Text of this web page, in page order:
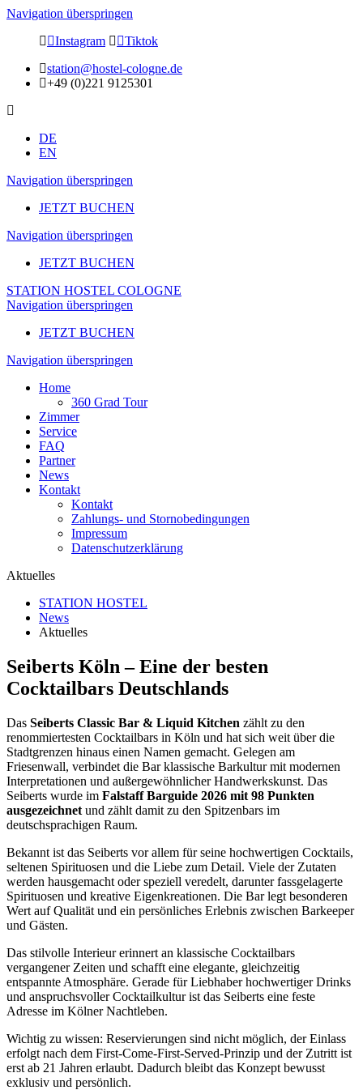
Navigation überspringen
Instagram
Tiktok
station@hostel-cologne.de
+49 (0)221 9125301
DE
EN
Navigation überspringen
JETZT BUCHEN
Navigation überspringen
JETZT BUCHEN
STATION HOSTEL COLOGNE
Navigation überspringen
JETZT BUCHEN
Navigation überspringen
Home
360 Grad Tour
Zimmer
Service
FAQ
Partner
News
Kontakt
Kontakt
Zahlungs- und Stornobedingungen
Impressum
Datenschutzerklärung
Aktuelles
STATION HOSTEL
News
Aktuelles
Seiberts Köln – Eine der besten
Cocktailbars Deutschlands
Das Seiberts Classic Bar & Liquid Kitchen zählt zu den
renommiertesten Cocktailbars in Köln und hat sich weit über die
Stadtgrenzen hinaus einen Namen gemacht. Gelegen am
Friesenwall, verbindet die Bar klassische Barkultur mit modernen
Interpretationen und außergewöhnlicher Handwerkskunst. Das
Seiberts wurde im Falstaff Barguide 2026 mit 98 Punkten
ausgezeichnet und zählt damit zu den Spitzenbars im
deutschsprachigen Raum.
Bekannt ist das Seiberts vor allem für seine hochwertigen Cocktails,
seltenen Spirituosen und die Liebe zum Detail. Viele der Zutaten
werden hausgemacht oder speziell veredelt, darunter fassgelagerte
Spirituosen und kreative Eigenkreationen. Die Bar legt besonderen
Wert auf Qualität und ein persönliches Erlebnis zwischen Barkeeper
und Gästen.
Das stilvolle Interieur erinnert an klassische Cocktailbars
vergangener Zeiten und schafft eine elegante, gleichzeitig
entspannte Atmosphäre. Gerade für Liebhaber hochwertiger Drinks
und anspruchsvoller Cocktailkultur ist das Seiberts eine feste
Adresse im Kölner Nachtleben.
Wichtig zu wissen: Reservierungen sind nicht möglich, der Einlass
erfolgt nach dem First-Come-First-Served-Prinzip und der Zutritt ist
erst ab 21 Jahren erlaubt. Dadurch bleibt das Konzept bewusst
exklusiv und persönlich.